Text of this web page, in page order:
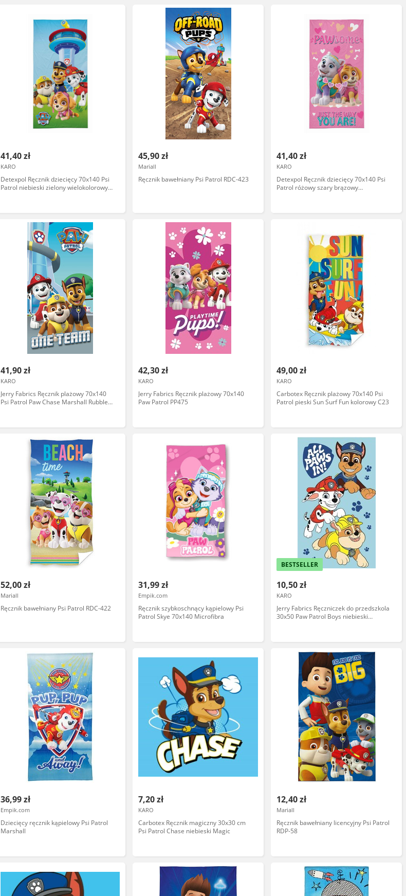
41,40 zł
KARO
Detexpol Ręcznik dziecięcy 70x140 Psi
Patrol niebieski zielony wielokolorowy
45,90 zł
Mariall
Ręcznik bawełniany Psi Patrol RDC-423
41,40 zł
KARO
Detexpol Ręcznik dziecięcy 70x140 Psi
Patrol różowy szary brązowy
41,90 zł
KARO
Jerry Fabrics Ręcznik plażowy 70x140
Psi Patrol Paw Chase Marshall Rubble
42,30 zł
KARO
Jerry Fabrics Ręcznik plażowy 70x140
Paw Patrol PP475
49,00 zł
KARO
Carbotex Ręcznik plażowy 70x140 Psi
Patrol pieski Sun Surf Fun kolorowy C23
52,00 zł
Mariall
Ręcznik bawełniany Psi Patrol RDC-422
31,99 zł
Empik.com
Ręcznik szybkoschnący kąpielowy Psi
Patrol Skye 70x140 Microfibra
BESTSELLER
10,50 zł
KARO
Jerry Fabrics Ręczniczek do przedszkola
30x50 Paw Patrol Boys niebieski
36,99 zł
Empik.com
Dziecięcy ręcznik kąpielowy Psi Patrol
Marshall
7,20 zł
KARO
Carbotex Ręcznik magiczny 30x30 cm
Psi Patrol Chase niebieski Magic
12,40 zł
Mariall
Ręcznik bawełniany licencyjny Psi Patrol
RDP-58